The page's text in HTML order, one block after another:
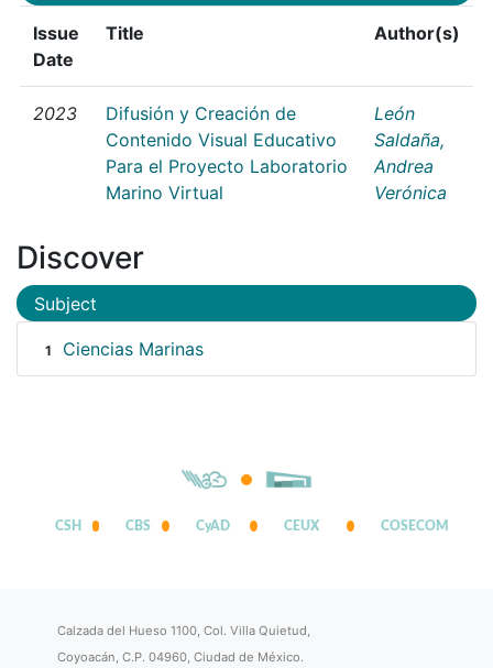
Issue
Date
Title Author(s)
2023
Difusión y Creación de
Contenido Visual Educativo
Para el Proyecto Laboratorio
Marino Virtual
León
Saldaña,
Andrea
Verónica
Discover
Subject
1 Ciencias Marinas
CSH CBS CyAD CEUX COSECOM
Calzada del Hueso 1100, Col. Villa Quietud,
Coyoacán, C.P. 04960, Ciudad de México.